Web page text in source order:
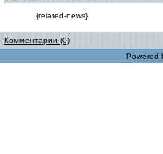
{related-news}
Комментарии (0)
Powered